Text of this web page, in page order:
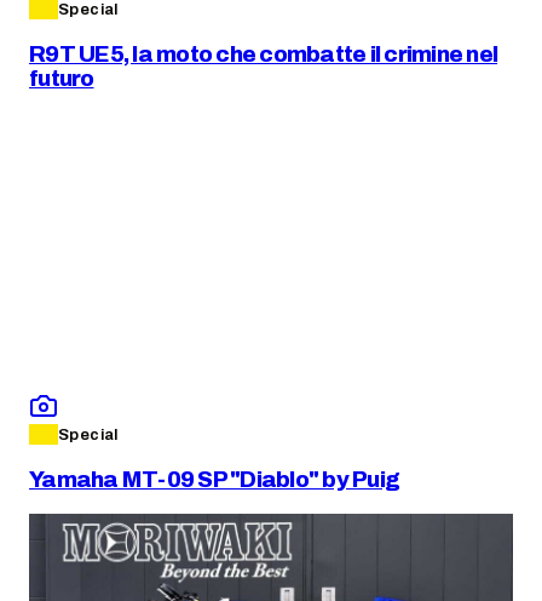
Special
R9T UE5, la moto che combatte il crimine nel
futuro
Special
Yamaha MT-09 SP "Diablo" by Puig